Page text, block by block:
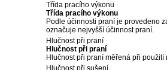
Třída pracího výkonu
Třída pracího výkonu
Podle účinnosti praní je provedeno
označuje nejvyšší účinnost praní.
Hlučnost při praní
Hlučnost při praní
Hlučnost při praní měřená při
Hlučnost při sušení